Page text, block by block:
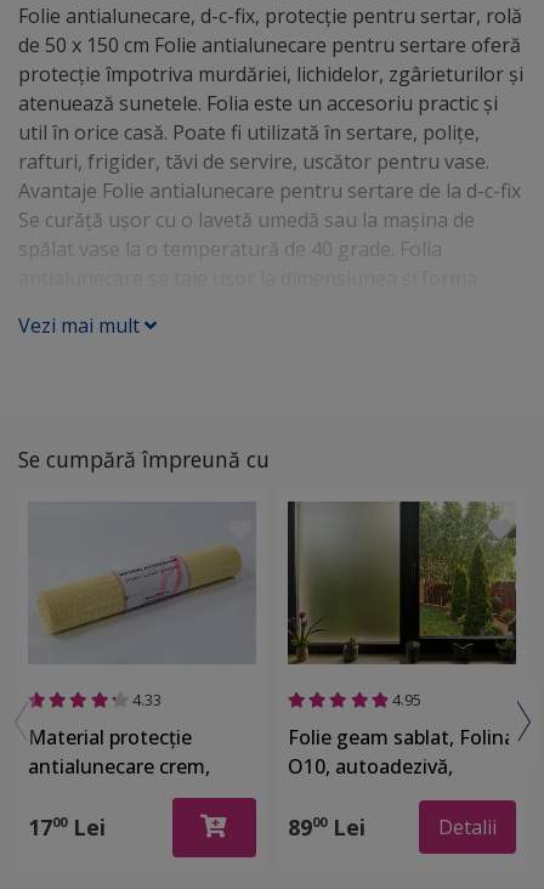
Folie antialunecare, d-c-fix, protecţie pentru sertar, rolă
de 50 x 150 cm Folie antialunecare pentru sertare oferă
protecție împotriva murdăriei, lichidelor, zgârieturilor și
atenuează sunetele. Folia este un accesoriu practic și
util în orice casă. Poate fi utilizată în sertare, polițe,
rafturi, frigider, tăvi de servire, uscător pentru vase.
Avantaje Folie antialunecare pentru sertare de la d-c-fix
Se curăță ușor cu o lavetă umedă sau la mașina de
spălat vase la o temperatură de 40 grade. Folia
Vezi mai mult
Se cumpără împreună cu
4.33
Material protecţie
antialunecare crem,
Folina 8630, pentru
sertare si rafturi, rola de
1700Lei
4.95
Folie geam sablat, Folina
O10, autoadezivă,
translucidă, 120 cm
lăţime
8900Lei Detalii